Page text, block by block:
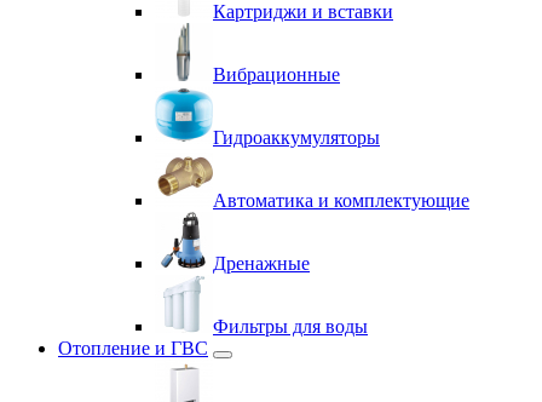
Картриджи и вставки
Вибрационные
Гидроаккумуляторы
Автоматика и комплектующие
Дренажные
Фильтры для воды
Отопление и ГВС